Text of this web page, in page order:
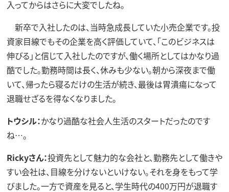
入ってからはさらに大変でしたね。
新卒で入社したのは、当時急成長していた小売企業です。投
資家目線でもその企業を高く評価していて、「このビジネスは
伸びる」と信じて入社したのですが、働く場所としてはかなり過
酷でした。勤務時間は長く、休みも少ない。朝から深夜まで働
いて、帰ったら寝るだけの生活が続き、最後は胃潰瘍になって
退職せざるを得なくなりました。
トウシル：かなり過酷な社会人生活のスタートだったのです
ね…。
Rickyさん：投資先として魅力的な会社と、勤務先として働きや
すい会社は、目線を分けないといけない。それを身をもって学
びました。一方で資産を見ると、学生時代の400万円が退職す